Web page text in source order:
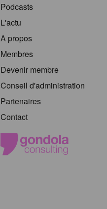
Podcasts
L'actu
A propos
Membres
Devenir membre
Conseil d'administration
Partenaires
Contact